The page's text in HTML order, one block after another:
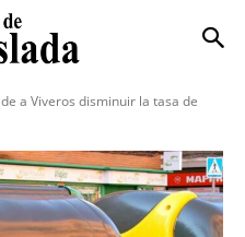
a Viveros disminuir la tasa de